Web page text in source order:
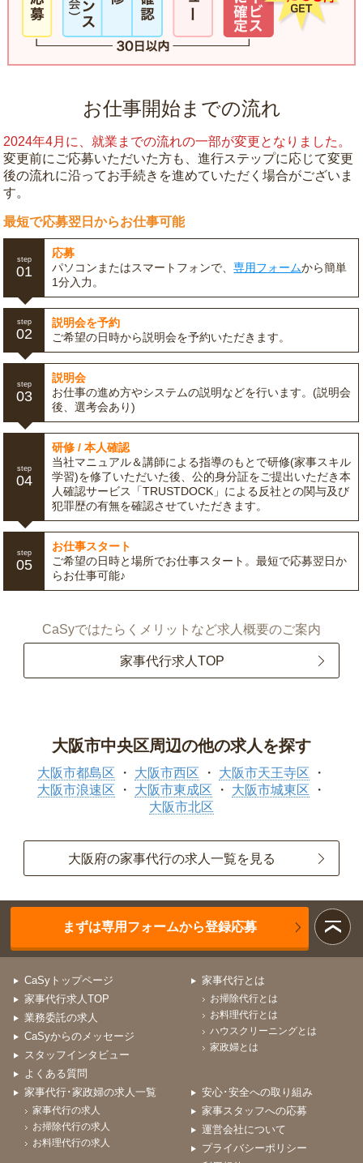
お仕事開始までの流れ
2024年4月に、就業までの流れの一部が変更となりました。
変更前にご応募いただいた方も、進行ステップに応じて変更
後の流れに沿ってお手続きを進めていただく場合がございま
す。
最短で応募翌日からお仕事可能
step
01
応募
パソコンまたはスマートフォンで、専用フォームから簡単
1分入力。
step
02
説明会を予約
ご希望の日時から説明会を予約いただきます。
step
03
説明会
お仕事の進め方やシステムの説明などを行います。(説明会
後、選考会あり)
step
04
研修 / 本人確認
当社マニュアル＆講師による指導のもとで研修(家事スキル
学習)を修了いただいた後、公的身分証をご提出いただき本
人確認サービス「TRUSTDOCK」による反社との関与及び
犯罪歴の有無を確認させていただきます。
step
05
お仕事スタート
ご希望の日時と場所でお仕事スタート。最短で応募翌日か
らお仕事可能♪
CaSyではたらくメリットなど求人概要のご案内
家事代行求人TOP
大阪市中央区周辺の他の求人を探す
大阪市都島区 大阪市西区
大阪市天王寺区
大阪市浪速区
大阪市東成区
大阪市城東区
大阪市北区
大阪府の家事代行の求人一覧を見る
まずは専用フォームから登録応募
CaSyトップページ
家事代行求人TOP
業務委託の求人
CaSyからのメッセージ
スタッフインタビュー
よくある質問
家事代行とは
お掃除代行とは
お料理代行とは
ハウスクリーニングとは
家政婦とは
家事代行･家政婦の求人一覧
家事代行の求人
お掃除代行の求人
お料理代行の求人
安心･安全への取り組み
家事スタッフへの応募
運営会社について
プライバシーポリシー